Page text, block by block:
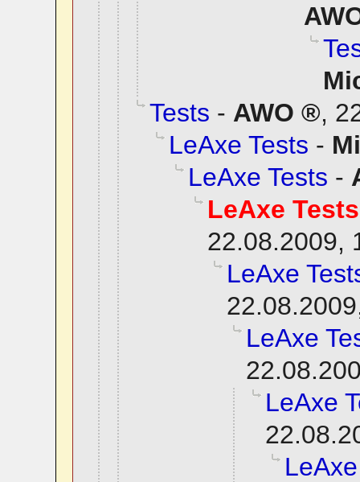
Tests - AWO ,
LeAxe Tests -
LeAxe Tests -
LeAxe Tests
22.08.2009,
LeAxe
LeAxe
LeAxe